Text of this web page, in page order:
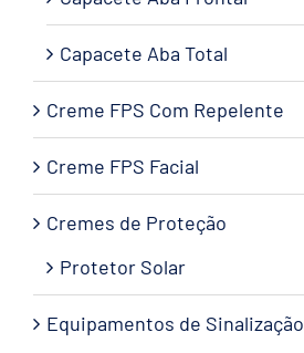
Capacete Aba Total
Creme FPS Com Repelente
Creme FPS Facial
Cremes de Proteção
Protetor Solar
Equipamentos de Sinalização